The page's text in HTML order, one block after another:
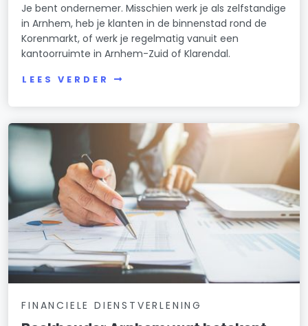
Je bent ondernemer. Misschien werk je als zelfstandige
in Arnhem, heb je klanten in de binnenstad rond de
Korenmarkt, of werk je regelmatig vanuit een
kantoorruimte in Arnhem-Zuid of Klarendal.
LEES VERDER
FINANCIELE DIENSTVERLENING